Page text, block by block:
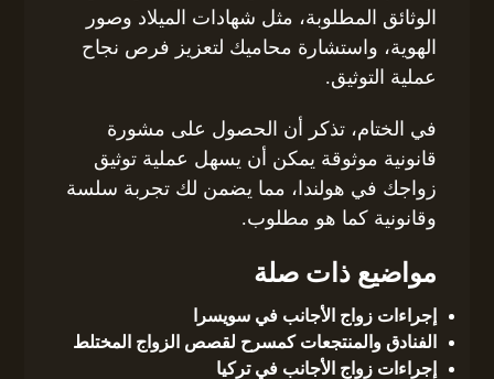
الوثائق المطلوبة، مثل شهادات الميلاد وصور
الهوية، واستشارة محاميك لتعزيز فرص نجاح
عملية التوثيق.
في الختام، تذكر أن الحصول على مشورة
قانونية موثوقة يمكن أن يسهل عملية توثيق
زواجك في هولندا، مما يضمن لك تجربة سلسة
وقانونية كما هو مطلوب.
مواضيع ذات صلة
إجراءات زواج الأجانب في سويسرا
الفنادق والمنتجعات كمسرح لقصص الزواج المختلط
إجراءات زواج الأجانب في تركيا